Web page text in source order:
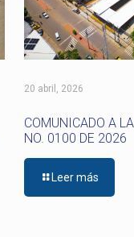
20 abril, 2026
COMUNICADO A
NO. 0100 DE 2026
Leer más